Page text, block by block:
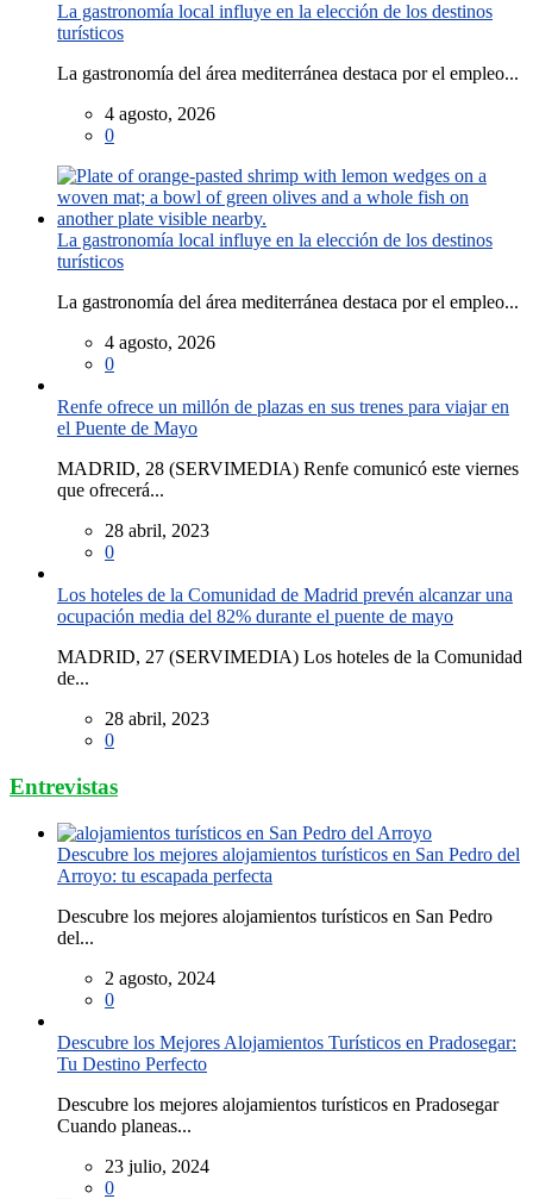
La gastronomía local influye en la elección de los destinos
turísticos
La gastronomía del área mediterránea destaca por el empleo...
4 agosto, 2026
0
La gastronomía local influye en la elección de los destinos
turísticos
La gastronomía del área mediterránea destaca por el empleo...
4 agosto, 2026
0
Renfe ofrece un millón de plazas en sus trenes para viajar en
el Puente de Mayo
MADRID, 28 (SERVIMEDIA) Renfe comunicó este viernes
que ofrecerá...
28 abril, 2023
0
Los hoteles de la Comunidad de Madrid prevén alcanzar una
ocupación media del 82% durante el puente de mayo
MADRID, 27 (SERVIMEDIA) Los hoteles de la Comunidad
de...
28 abril, 2023
0
Entrevistas
Descubre los mejores alojamientos turísticos en San Pedro del
Arroyo: tu escapada perfecta
Descubre los mejores alojamientos turísticos en San Pedro
del...
2 agosto, 2024
0
Descubre los Mejores Alojamientos Turísticos en Pradosegar:
Tu Destino Perfecto
Descubre los mejores alojamientos turísticos en Pradosegar
Cuando planeas...
23 julio, 2024
0